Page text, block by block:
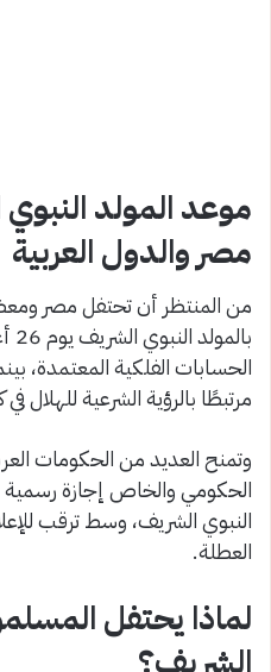
مصر والدول العربية
من المنتظر أن تحتفل مصر
الحسابات الفلكية المعتمدة،
مرتبطًا بالرؤية الشرعية للهلال
وتمنح العديد من الحكومات
الحكومي والخاص إجازة رسمية
النبوي الشريف، وسط ترقب
العطلة.
لماذا يحتفل